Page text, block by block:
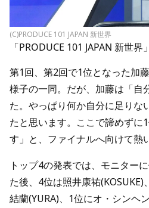
(C)PRODUCE 101 JAPAN 新世界
「PRODUCE 101 JAPAN 新世界
第1回、第2回で1位となった加
様子の一同。だが、加藤は「自
た。やっぱり何か自分に足りな
たと思います。ここで諦めずに
す」と、ファイナルへ向けて熱
トップ4の発表では、モニター
た後、4位は照井康祐
結蘭(YURA)、1位にオ・シンヘ